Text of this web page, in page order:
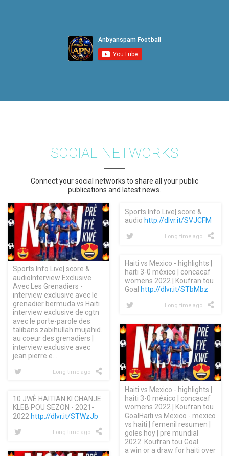
SOCIAL NETWORKS
Connect your social networks to share all your public
publications and latest news.
Sports Info Live| score &
audioInterview Exclusive
Avec Les Grenadiers -
interview exclusive avec le
grenadier bermuda vs Haiti
interview exclusive de cgtn
avec le porte-parole des
talibans zabihullah mujahid.
au coeur des grenadiers |
interview exclusive avec
jean pierre e…
Long time ago
Sports Info Live| score &
audio http://dlvr.it/SVJCFM
Long time ago
Haiti vs Mexico - highlights |
haiti 3-0 méxico | concacaf
womens 2022 | Koufran tou
Goal http://dlvr.it/STbMbz
Long time ago
Haiti vs Mexico - highlights |
haiti 3-0 méxico | concacaf
womens 2022 | Koufran tou
GoalHaiti vs Mexico - mexico
vs haiti | femenil resumen |
goles hoy | pre mundial
2022. Koufran tou Goal
a win or a draw for haiti over
10 JWÈ HAITIAN KI CHANJE
KLEB POU SEZON - 2021-
2022 http://dlvr.it/STWzJb
Long time ago